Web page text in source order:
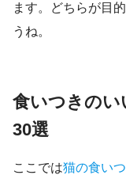
ます。どちらが目
うね。
食いつきの
30選
ここでは猫の食い